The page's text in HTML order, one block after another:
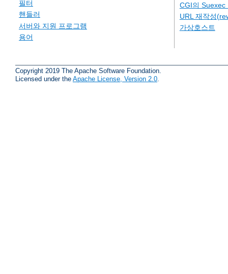
필터
핸들러
서버와 지원 프로그램
용어
CGI의 Suexec
URL 재작성
가상호스트
Copyright 2019 The Apache Software Foundation.
Licensed under the Apache License, Version 2.0